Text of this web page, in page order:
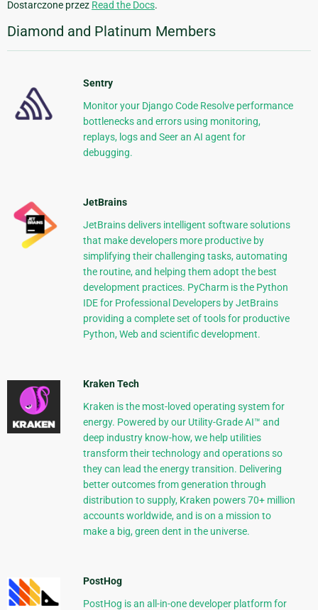
Dostarczone przez Read the Docs.
Diamond and Platinum Members
Sentry
Monitor your Django Code Resolve performance
bottlenecks and errors using monitoring,
replays, logs and Seer an AI agent for
debugging.
JetBrains
JetBrains delivers intelligent software solutions
that make developers more productive by
simplifying their challenging tasks, automating
the routine, and helping them adopt the best
development practices. PyCharm is the Python
IDE for Professional Developers by JetBrains
providing a complete set of tools for productive
Python, Web and scientific development.
Kraken Tech
Kraken is the most-loved operating system for
energy. Powered by our Utility-Grade AI™ and
deep industry know-how, we help utilities
transform their technology and operations so
they can lead the energy transition. Delivering
better outcomes from generation through
distribution to supply, Kraken powers 70+ million
accounts worldwide, and is on a mission to
make a big, green dent in the universe.
PostHog
PostHog is an all-in-one developer platform for